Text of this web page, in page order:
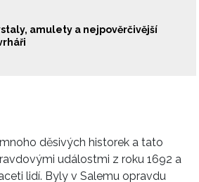
amulety a nejpověrčivější
děsivých historek a tato
událostmi z roku 1692 a
lidí. Byly v Salemu opravdu